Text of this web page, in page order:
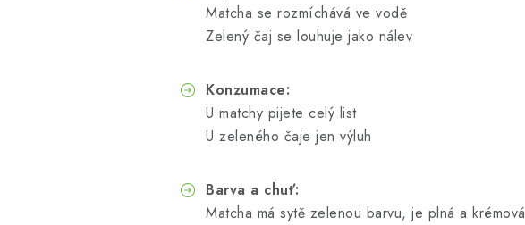
Matcha se rozmíchává ve vodě
Zelený čaj se louhuje jako nálev
Konzumace:
U matchy pijete celý list
U zeleného čaje jen výluh
Barva a chuť:
Matcha má sytě zelenou barvu, je plná a krémová